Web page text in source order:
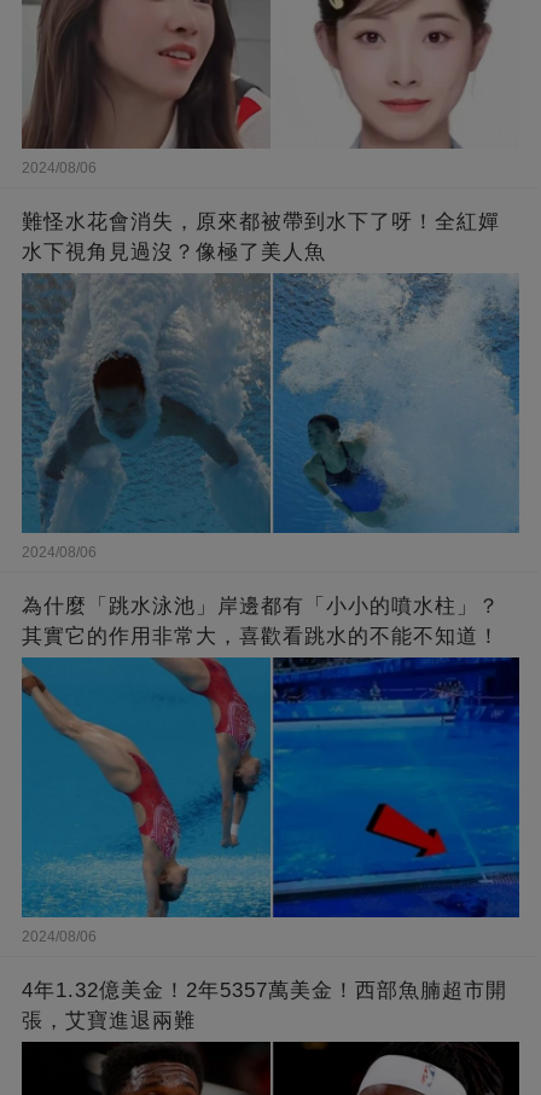
2024/08/06
難怪水花會消失，原來都被帶到水下了呀！全紅嬋
水下視角見過沒？像極了美人魚
2024/08/06
為什麼「跳水泳池」岸邊都有「小小的噴水柱」？
其實它的作用非常大，喜歡看跳水的不能不知道！
2024/08/06
4年1.32億美金！2年5357萬美金！西部魚腩超市開
張，艾寶進退兩難